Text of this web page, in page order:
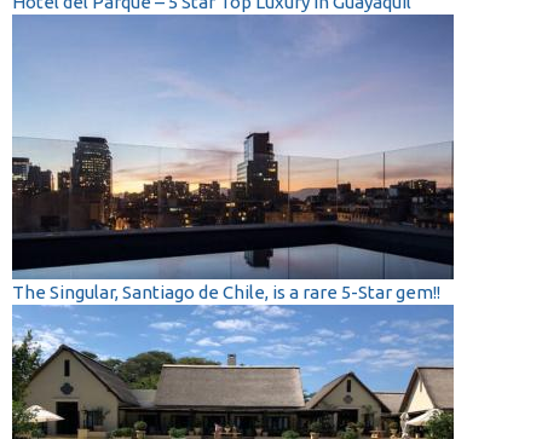
The Singular, Santiago de Chile, is a rare 5-Star gem!!